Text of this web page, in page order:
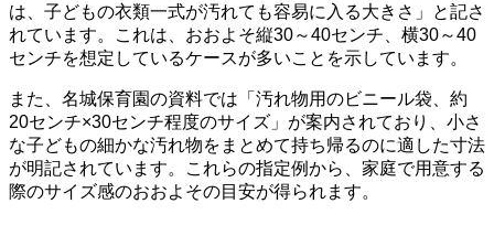
は、子どもの衣類一式が汚れても容易に入る大きさ」と記さ
れています。これは、おおよそ縦30～40センチ、横30～40
センチを想定しているケースが多いことを示しています。
また、名城保育園の資料では「汚れ物用のビニール袋、約
20センチ×30センチ程度のサイズ」が案内されており、小さ
な子どもの細かな汚れ物をまとめて持ち帰るのに適した寸法
が明記されています。これらの指定例から、家庭で用意する
際のサイズ感のおおよその目安が得られます。